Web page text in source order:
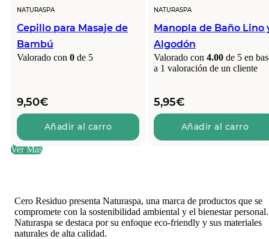
NATURASPA
Cepillo para Masaje de
Bambú
Valorado con 0 de 5
9,50€
Añadir al carro
NATURASPA
Manopla de Baño Lino
Algodón
Valorado con 4.00 de 5 en
a 1 valoración de un cliente
5,95€
Añadir al carro
Ver Más
Cero Residuo presenta Naturaspa, una marca de productos que se
compromete con la sostenibilidad ambiental y el bienestar personal.
Naturaspa se destaca por su enfoque eco-friendly y sus materiales
naturales de alta calidad.